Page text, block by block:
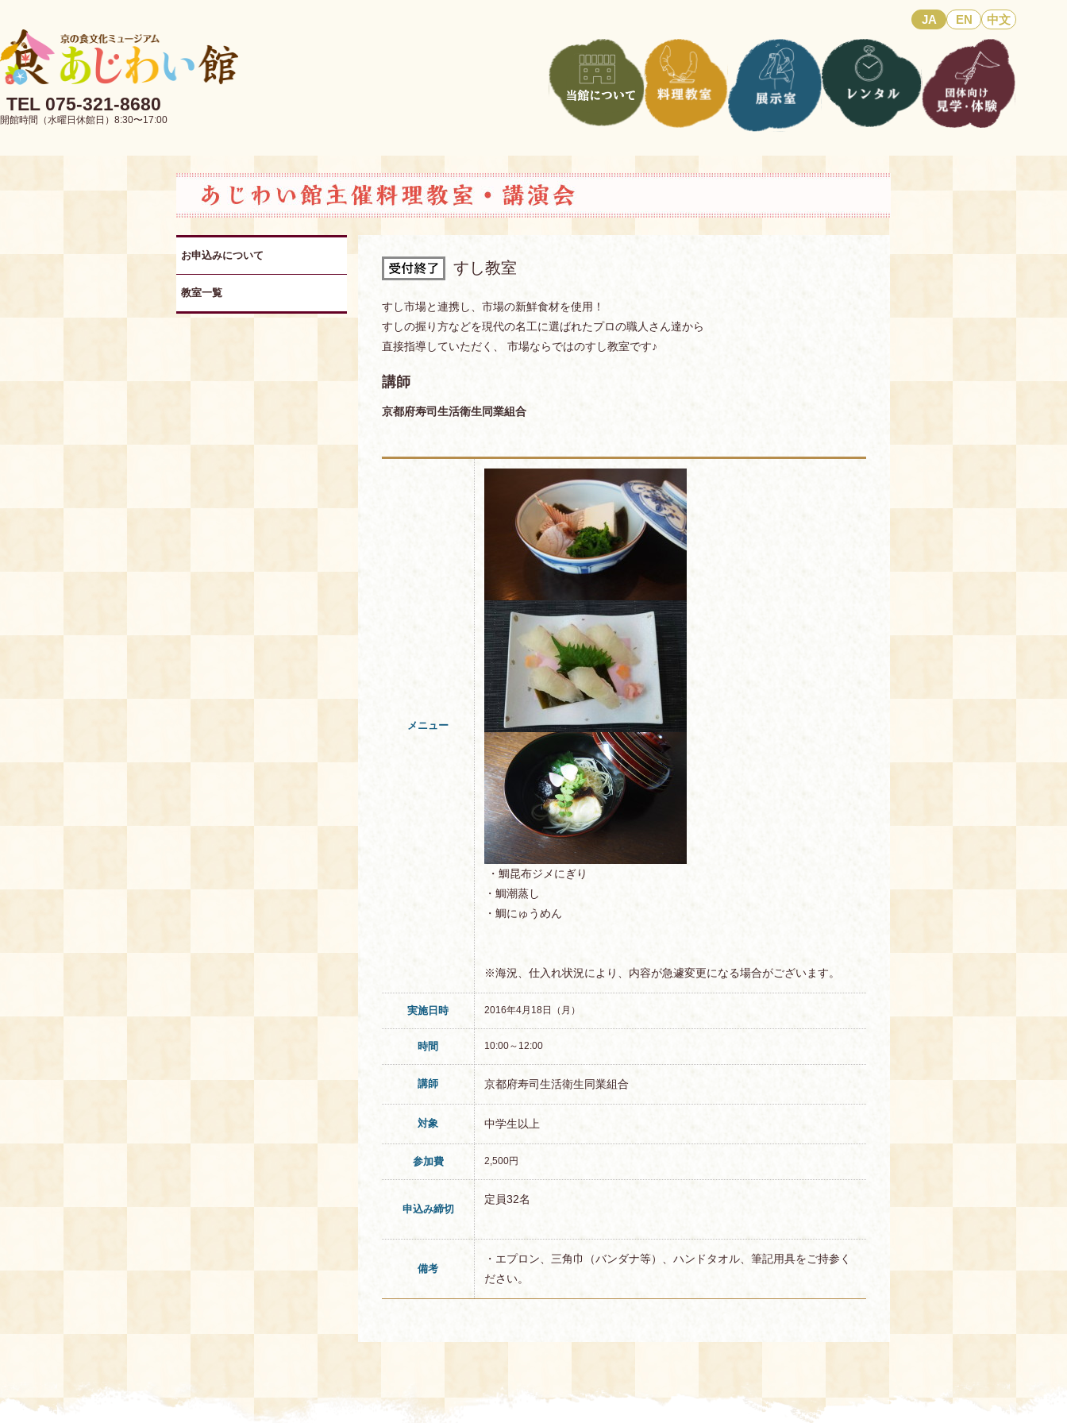
JA EN 中文
TEL 075-321-8680
開館時間（水曜日休館日）8:30〜17:00
お申込みについて
教室一覧
すし教室
すし市場と連携し、市場の新鮮食材を使用！
すしの握り方などを現代の名工に選ばれたプロの職人さん達から
直接指導していただく、 市場ならではのすし教室です♪
講師
京都府寿司生活衛生同業組合
メニュー
・鯛昆布ジメにぎり
・鯛潮蒸し
・鯛にゅうめん
※海況、仕入れ状況により、内容が急遽変更になる場合がございます。
実施日時 2016年4月18日（月）
時間 10:00～12:00
講師 京都府寿司生活衛生同業組合
対象 中学生以上
参加費 2,500円
申込み締切
定員32名
備考
・エプロン、三角巾（バンダナ等）、ハンドタオル、筆記用具をご持参く
ださい。